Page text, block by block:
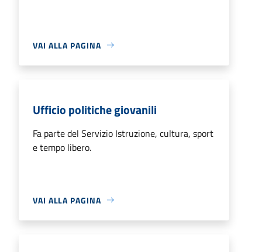
VAI ALLA PAGINA
Ufficio politiche giovanili
Fa parte del Servizio Istruzione, cultura, sport
e tempo libero.
VAI ALLA PAGINA